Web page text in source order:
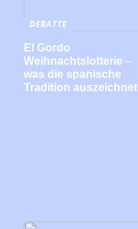
DEBATTE
El Gordo
Weihnachtslotterie –
was die spanische
Tradition auszeichnet